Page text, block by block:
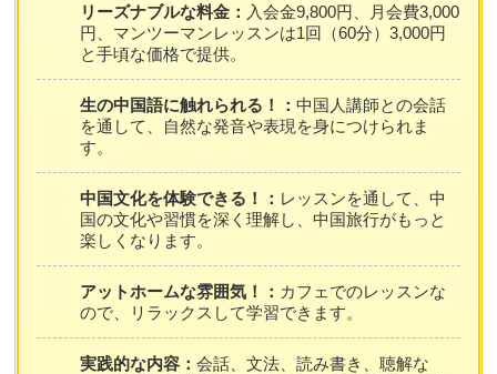
リーズナブルな料金： 入会金9,800円、月会費3,000
円、マンツーマンレッスンは1回（60分）3,000円
と手頃な価格で提供。
生の中国語に触れられる！：中国人講師との会話
を通して、自然な発音や表現を身につけられま
す。
中国文化を体験できる！： レッスンを通して、中
国の文化や習慣を深く理解し、中国旅行がもっと
楽しくなります。
アットホームな雰囲気！： カフェでのレッスンな
ので、リラックスして学習できます。
実践的な内容：会話、文法、読み書き、聴解な